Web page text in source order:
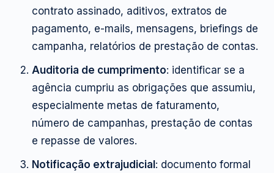
contrato assinado, aditivos, extratos de
pagamento, e-mails, mensagens, briefings de
campanha, relatórios de prestação de contas.
Auditoria de cumprimento: identificar se a
agência cumpriu as obrigações que assumiu,
especialmente metas de faturamento,
número de campanhas, prestação de contas
e repasse de valores.
Notificação extrajudicial: documento formal